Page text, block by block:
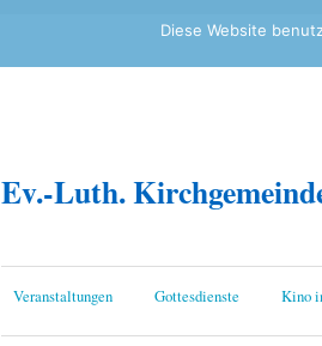
Ev.-Luth.
Veranstaltungen Gottesdienste Kino
Diese Website